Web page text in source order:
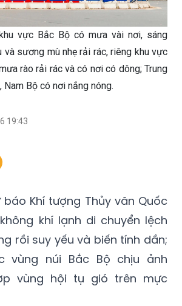
vực Bắc Bộ có mưa vài nơi, sáng
sương mù nhẹ rải rác, riêng khu vực
rào rải rác và có nơi có dông; Trung
Nam Bộ có nơi nắng nóng.
19:43
Khí tượng Thủy văn Quốc
khí lạnh di chuyển lệch
rồi suy yếu và biến tính dần;
vùng núi Bắc Bộ chịu ảnh
vùng hội tụ gió trên mực